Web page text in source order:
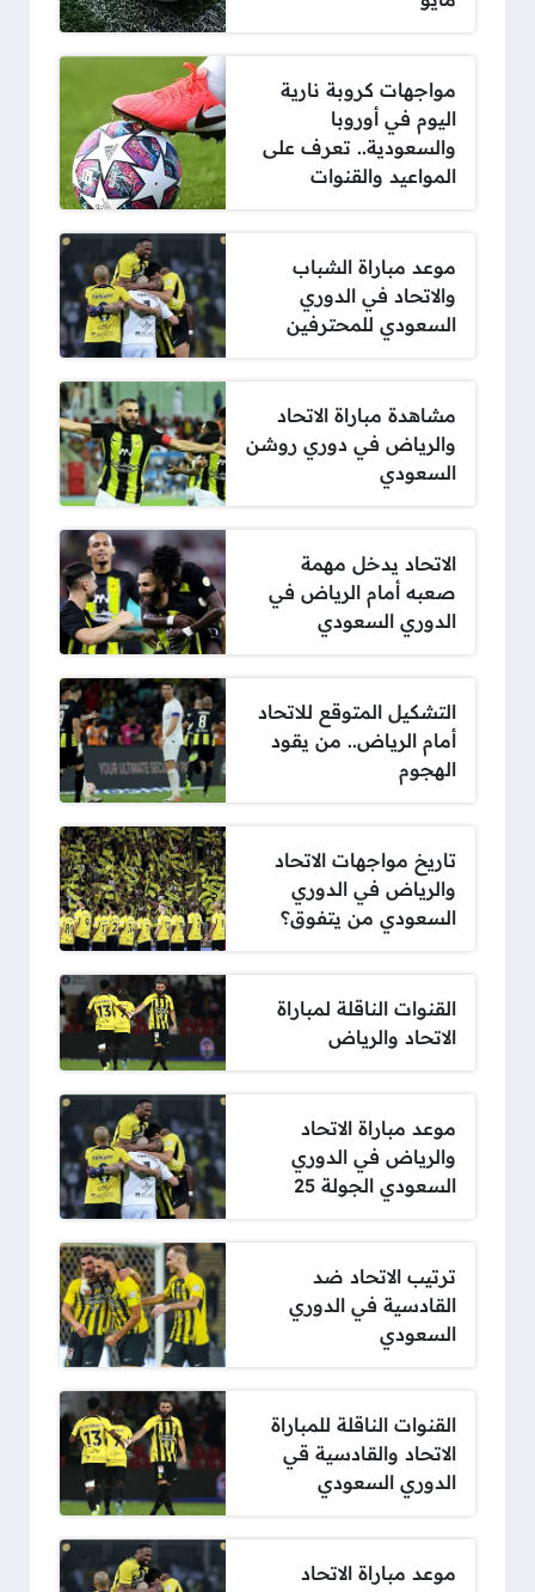
مواجهات كروبة نارية
اليوم في أوروبا
والسعودية.. تعرف على
المواعيد والقنوات
موعد مباراة الشباب
والاتحاد في الدوري
السعودي للمحترفين
مشاهدة مباراة الاتحاد
والرياض في دوري روشن
السعودي
الاتحاد يدخل مهمة
صعبه أمام الرياض في
الدوري السعودي
التشكيل المتوقع للاتحاد
أمام الرياض.. من يقود
الهجوم
تاريخ مواجهات الاتحاد
والرياض في الدوري
السعودي من يتفوق؟
القنوات الناقلة لمباراة
الاتحاد والرياض
موعد مباراة الاتحاد
والرياض في الدوري
السعودي الجولة 25
ترتيب الاتحاد ضد
القادسية في الدوري
السعودي
القنوات الناقلة للمباراة
الاتحاد والقادسية قي
الدوري السعودي
موعد مباراة الاتحاد